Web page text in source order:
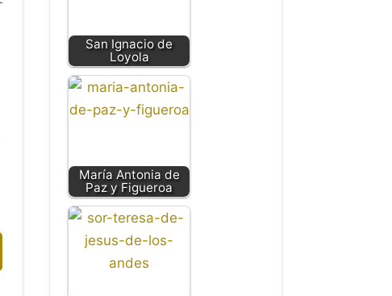
San Ignacio de
Loyola
María Antonia de
Paz y Figueroa